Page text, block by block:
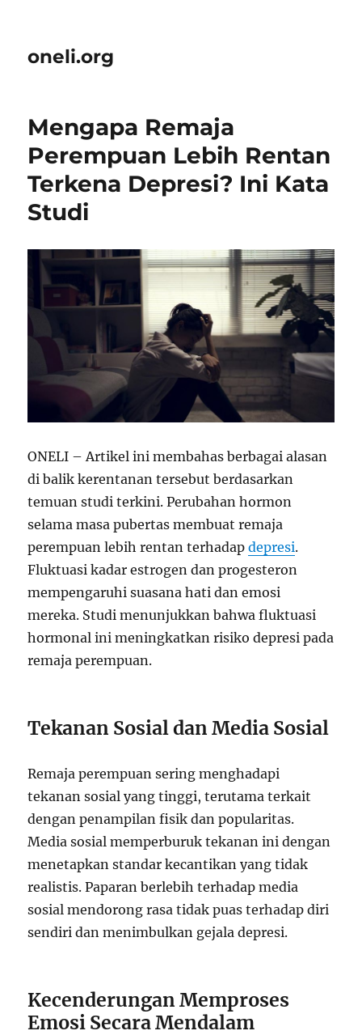
oneli.org
Mengapa Remaja
Perempuan Lebih Rentan
Terkena Depresi? Ini Kata
Studi
ONELI – Artikel ini membahas berbagai alasan
di balik kerentanan tersebut berdasarkan
temuan studi terkini. Perubahan hormon
selama masa pubertas membuat remaja
perempuan lebih rentan terhadapdepresi.
Fluktuasi kadar estrogen dan progesteron
mempengaruhi suasana hati dan emosi
mereka. Studi menunjukkan bahwa fluktuasi
hormonal ini meningkatkan risiko depresi pada
remaja perempuan.
Tekanan Sosial dan Media Sosial
Remaja perempuan sering menghadapi
tekanan sosial yang tinggi, terutama terkait
dengan penampilan fisik dan popularitas.
Media sosial memperburuk tekanan ini dengan
menetapkan standar kecantikan yang tidak
realistis. Paparan berlebih terhadap media
sosial mendorong rasa tidak puas terhadap diri
sendiri dan menimbulkan gejala depresi.
Kecenderungan Memproses
Emosi Secara Mendalam